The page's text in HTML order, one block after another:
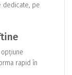
dedicate, pe
rapid în